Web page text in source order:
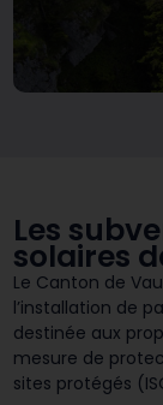
Les
solaires
Le Canton de
l’installation de
destinée aux
mesure de
sites protégés